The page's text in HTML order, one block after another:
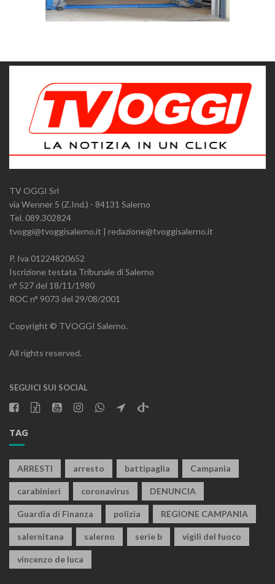
TV OGGI Srl
via Wenner 5 (Z.Ind.) - 84131 Salerno
Tel. 089.302824
tvoggi@tvoggisalerno.it | redazione@tvoggisalerno.it
P. Iva 01224820652
Iscrizione testata Tribunale di Salerno
n° 527 del 18/11/1980
ROC n° 9073 del 29/08/2001
Copyright © TVOGGI Salerno.
All rights reserved.
SEGUICI SUI SOCIAL
TAG
ARRESTI arresto battipaglia Campania
carabinieri coronavirus DENUNCIA
Guardia di Finanza polizia REGIONE CAMPANIA
salernitana salerno serie b vigili del fuoco
vincenzo de luca